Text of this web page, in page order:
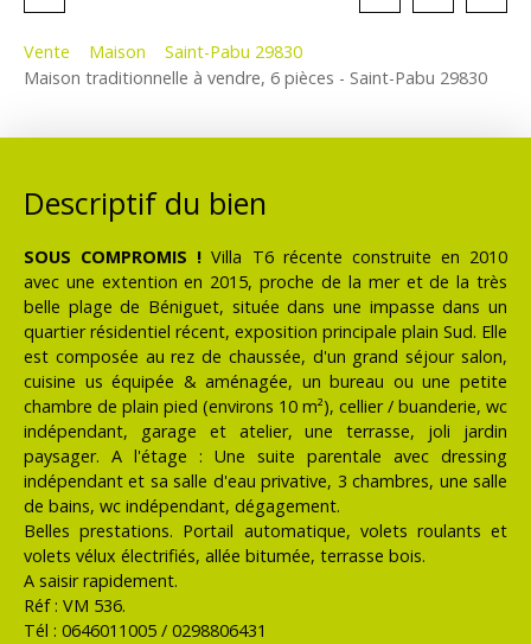
Vente Maison
Saint-Pabu 29830
Maison traditionnelle à vendre, 6 pièces - Saint-Pabu 29830
Descriptif du bien
SOUS COMPROMIS ! Villa T6 récente construite en 2010
avec une extention en 2015, proche de la mer et de la très
belle plage de Béniguet, située dans une impasse dans un
quartier résidentiel récent, exposition principale plain Sud. Elle
est composée au rez de chaussée, d'un grand séjour salon,
cuisine us équipée & aménagée, un bureau ou une petite
chambre de plain pied (environs 10 m²), cellier / buanderie, wc
indépendant, garage et atelier, une terrasse, joli jardin
paysager. A l'étage : Une suite parentale avec dressing
indépendant et sa salle d'eau privative, 3 chambres, une salle
de bains, wc indépendant, dégagement.
Belles prestations. Portail automatique, volets roulants et
volets vélux électrifiés, allée bitumée, terrasse bois.
A saisir rapidement.
Réf : VM 536.
Tél : 0646011005 / 0298806431